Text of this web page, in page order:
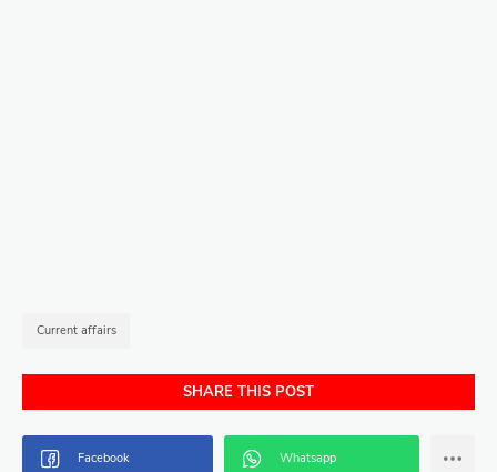
Current affairs
SHARE THIS POST